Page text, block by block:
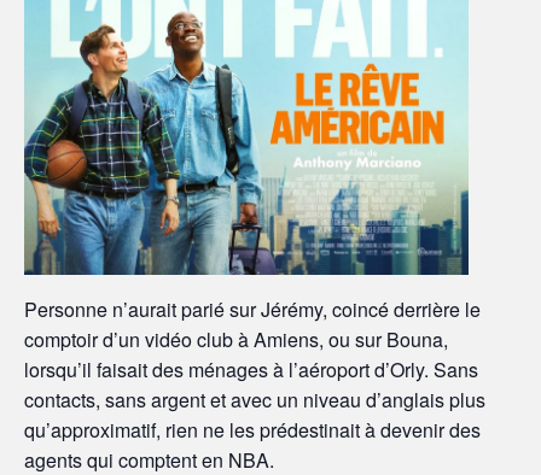
Personne n’aurait parié sur Jérémy, coincé derrière le
comptoir d’un vidéo club à Amiens, ou sur Bouna,
lorsqu’il faisait des ménages à l’aéroport d’Orly. Sans
contacts, sans argent et avec un niveau d’anglais plus
qu’approximatif, rien ne les prédestinait à devenir des
agents qui comptent en NBA.